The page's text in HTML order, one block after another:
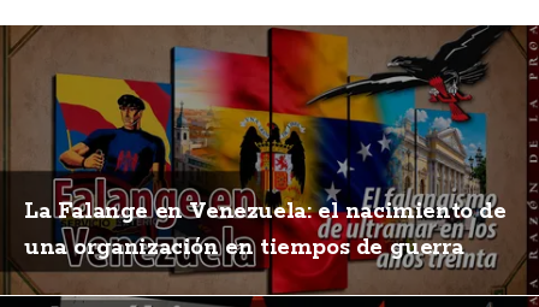
La Falange en Venezuela: el nacimiento de
una organización en tiempos de guerra